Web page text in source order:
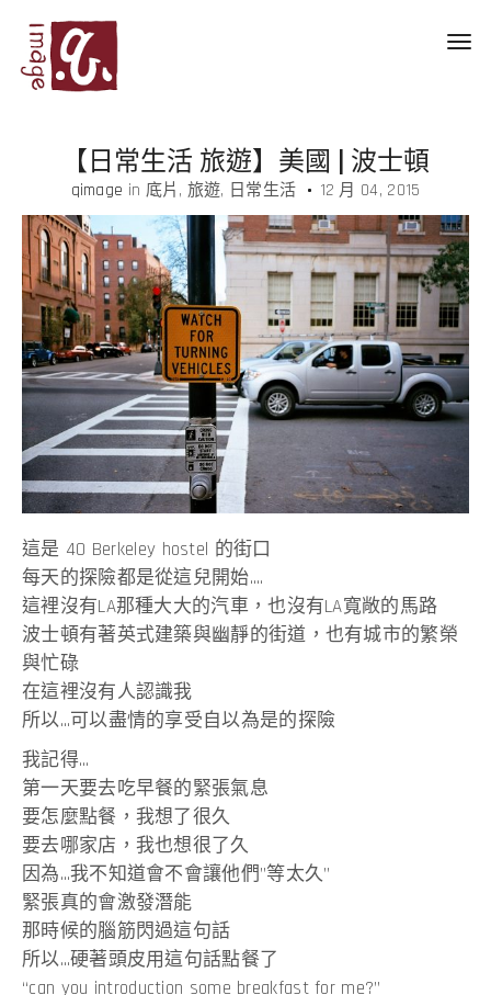
【日常生活 旅遊】美國 | 波士頓
qimage in 底片 旅遊 日常生活 12 月 04, 2015
這是 40 Berkeley hostel 的街口
每天的探險都是從這兒開始….
這裡沒有LA那種大大的汽車，也沒有LA寬敞的馬路
波士頓有著英式建築與幽靜的街道，也有城市的繁榮
與忙碌
在這裡沒有人認識我
所以…可以盡情的享受自以為是的探險
我記得…
第一天要去吃早餐的緊張氣息
要怎麼點餐，我想了很久
要去哪家店，我也想很了久
因為…我不知道會不會讓他們”等太久”
緊張真的會激發潛能
那時候的腦筋閃過這句話
所以…硬著頭皮用這句話點餐了
“can you introduction some breakfast for me?”